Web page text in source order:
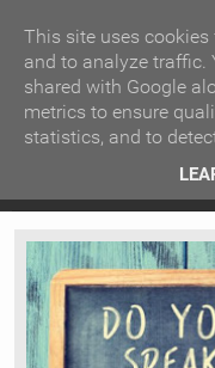
Ιερόσυλοι
ΚΕΝΤΡΙΚΗ ΑΝΑ
ΕΙΔΗΣΕΙΣ ΑΝΑ ΠΕΡΙΟΧΗ
ΠΡΟΣΦΑΤΑ ΝΕΑ
Ν. ΣΕΡΡΩΝ Η ΓΗ ΜΑΣ
ΤΥΧΑΙΕΣ ΑΝΑΡΤΗΣΕΙΣ/
Serres Racing Circuit
This site uses
and to analyze traffic.
shared with Google
metrics to ensure
statistics, and to